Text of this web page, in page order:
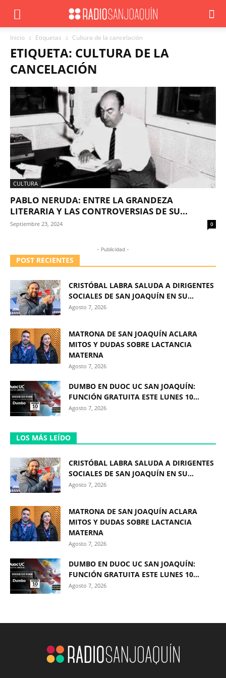
Inicio Etiquetas Cultura de la cancelación
ETIQUETA: CULTURA DE LA
CANCELACIÓN
CULTURA
PABLO NERUDA: ENTRE LA GRANDEZA
LITERARIA Y LAS CONTROVERSIAS DE SU...
Septiembre 23, 2024 0
- Publicidad -
POST RECIENTES
CRISTÓBAL LABRA SALUDA A DIRIGENTES
SOCIALES DE SAN JOAQUÍN EN SU...
Agosto 7, 2026
MATRONA DE SAN JOAQUÍN ACLARA
MITOS Y DUDAS SOBRE LACTANCIA
MATERNA
Agosto 7, 2026
DUMBO EN DUOC UC SAN JOAQUÍN:
FUNCIÓN GRATUITA ESTE LUNES 10...
Agosto 7, 2026
LOS MÁS LEÍDO
CRISTÓBAL LABRA SALUDA A DIRIGENTES
SOCIALES DE SAN JOAQUÍN EN SU...
Agosto 7, 2026
MATRONA DE SAN JOAQUÍN ACLARA
MITOS Y DUDAS SOBRE LACTANCIA
MATERNA
Agosto 7, 2026
DUMBO EN DUOC UC SAN JOAQUÍN:
FUNCIÓN GRATUITA ESTE LUNES 10...
Agosto 7, 2026